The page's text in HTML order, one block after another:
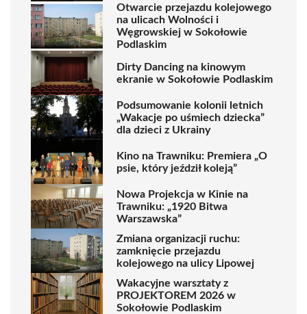
Otwarcie przejazdu kolejowego
na ulicach Wolności i
Węgrowskiej w Sokołowie
Podlaskim
Dirty Dancing na kinowym
ekranie w Sokołowie Podlaskim
Podsumowanie kolonii letnich
„Wakacje po uśmiech dziecka”
dla dzieci z Ukrainy
Kino na Trawniku: Premiera „O
psie, który jeździł koleją”
Nowa Projekcja w Kinie na
Trawniku: „1920 Bitwa
Warszawska”
Zmiana organizacji ruchu:
zamknięcie przejazdu
kolejowego na ulicy Lipowej
Wakacyjne warsztaty z
PROJEKTOREM 2026 w
Sokołowie Podlaskim